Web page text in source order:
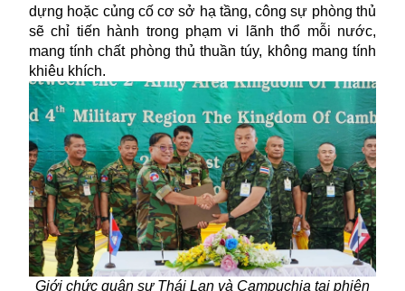
dựng hoặc củng cố cơ sở hạ tầng, công sự phòng thủ
sẽ chỉ tiến hành trong phạm vi lãnh thổ mỗi nước,
mang tính chất phòng thủ thuần túy, không mang tính
khiêu khích.
Giới chức quân sự Thái Lan và Campuchia tại phiên